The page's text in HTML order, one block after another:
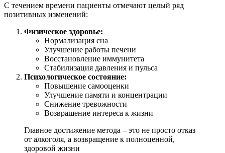
С течением времени пациенты отмечают целый ряд
позитивных изменений:
Физическое здоровье:
Нормализация сна
Улучшение работы печени
Восстановление иммунитета
Стабилизация давления и пульса
Психологическое состояние:
Повышение самооценки
Улучшение памяти и концентрации
Снижение тревожности
Возвращение интереса к жизни
Главное достижение метода – это не просто отказ
от алкоголя, а возвращение к полноценной,
здоровой жизни